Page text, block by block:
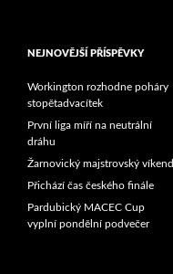
NEJNOVĚJŠÍ PŘÍSPĚVKY
Workington rozhodne poháry
stopětadvacítek
První liga míří na neutrální
dráhu
Žarnovický majstrovský víkend
Přichází čas českého finále
Pardubický MACEC Cup
vyplní pondělní podvečer